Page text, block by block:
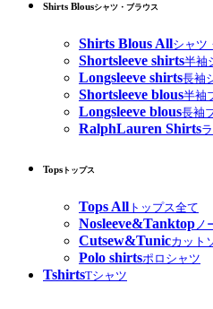
Shirts Blousシャツ・ブラウス
Shirts Blous Allシャツ
Shortsleeve shirts半袖
Longsleeve shirts長袖
Shortsleeve blous半袖
Longsleeve blous長袖
RalphLauren Shirts
Tops トップス
Tops All トップス全て
Nosleeve&Tanktopノ
Cutsew&Tunicカット
Polo shirtsポロシャツ
TshirtsTシャツ